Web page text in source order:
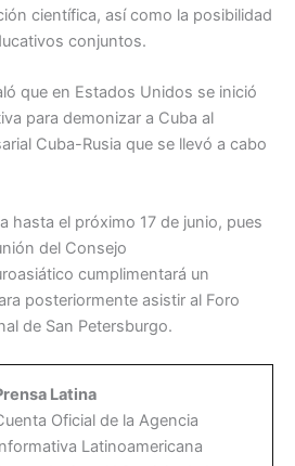
científica, así como la posibilidad
conjuntos.
que en Estados Unidos se inició
para demonizar a Cuba al
Cuba-Rusia que se llevó a cabo
hasta el próximo 17 de junio, pues
del Consejo
cumplimentará un
posteriormente asistir al Foro
de San Petersburgo.
Latina
Oficial de la Agencia
Latinoamericana